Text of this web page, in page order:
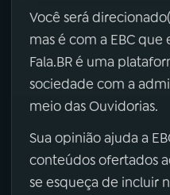
Você será
mas é com a EBC
Fala.BR é uma
sociedade com a
meio das Ouvidorias.
Sua opinião ajuda a
conteúdos ofertados
se esqueça de incluir